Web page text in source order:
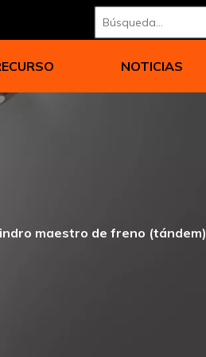
NOTICIAS
maestro de freno (tándem)